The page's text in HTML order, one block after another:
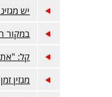
יש
במקור
קל:
מגזין זמן